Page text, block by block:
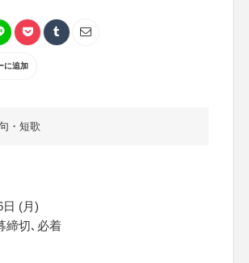
に追加
・短歌
日 (月)
締切､必着